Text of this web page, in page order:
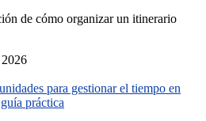
de cómo organizar un itinerario
para gestionar el tiempo en
práctica